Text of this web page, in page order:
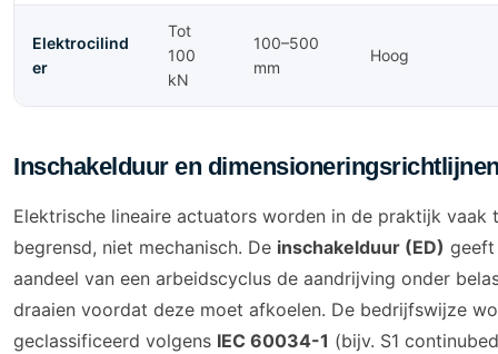
Elektrocilind
er
Tot
100
kN
100–500
mm
Hoog
Inschakelduur en
Elektrische lineaire actuators worden in de praktijk vaak
begrensd, niet mechanisch. De inschakelduur (ED) geeft
aandeel van een arbeidscyclus de aandrijving onder
draaien voordat deze moet afkoelen. De bedrijfswijze
geclassificeerd volgens IEC 60034-1 (bijv. S1